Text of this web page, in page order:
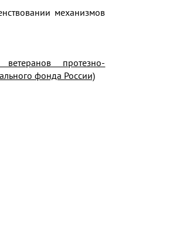
механизмов
протезно-
фонда России)